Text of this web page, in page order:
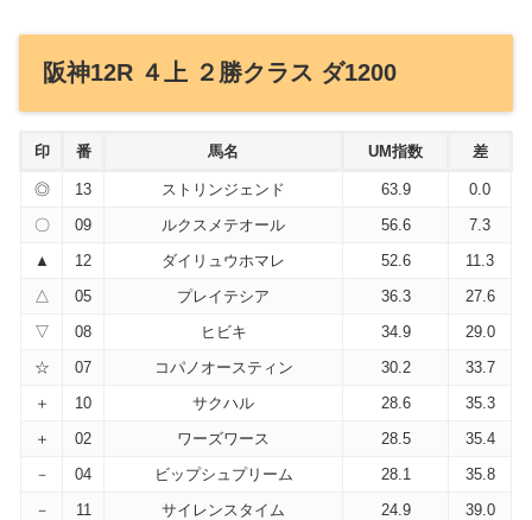
阪神12R ４上 ２勝クラス ダ1200
印 番 馬名 UM指数 差
◎ 13 ストリンジェンド 63.9
0.0
〇
09 ルクスメテオール 56.6
7.3
▲
12 ダイリュウホマレ 52.6
11.3
△
05 プレイテシア 36.3
27.6
▽
08 ヒビキ 34.9
29.0
☆
07 コパノオースティン 30.2
33.7
＋
10 サクハル 28.6
35.3
＋
02 ワーズワース 28.5
35.4
－
04 ビップシュプリーム 28.1
35.8
－
11 サイレンスタイム 24.9
39.0